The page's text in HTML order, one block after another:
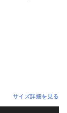
サイズ詳細を見る